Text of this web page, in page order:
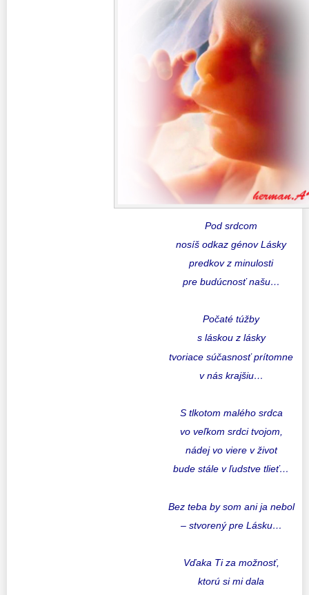
Pod srdcom
nosíš odkaz génov Lásky
predkov z minulosti
pre budúcnosť našu…
Počaté túžby
s láskou z lásky
tvoriace súčasnosť prítomne
v nás krajšiu…
S tlkotom malého srdca
vo veľkom srdci tvojom,
nádej vo viere v život
bude stále v ľudstve tlieť…
Bez teba by som ani ja nebol
– stvorený pre Lásku…
Vďaka Ti za možnosť,
ktorú si mi dala